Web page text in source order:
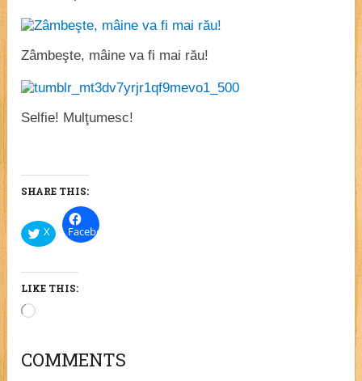
Zâmbeşte, mâine va fi mai rău!
Selfie! Mulţumesc!
SHARE THIS:
X Facebook
LIKE THIS:
Loading…
COMMENTS